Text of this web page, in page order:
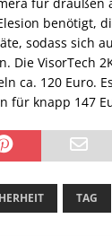
benötigt,
sodass sich
Die VisorTech
ca. 120 Euro.
für knapp 147
TAG